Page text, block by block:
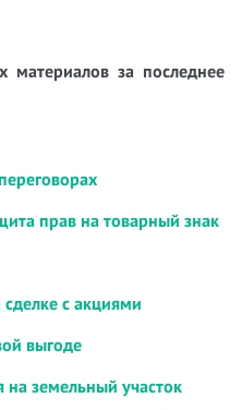
материалов за последнее
прав на товарный знак
с акциями
выгоде
на земельный участок